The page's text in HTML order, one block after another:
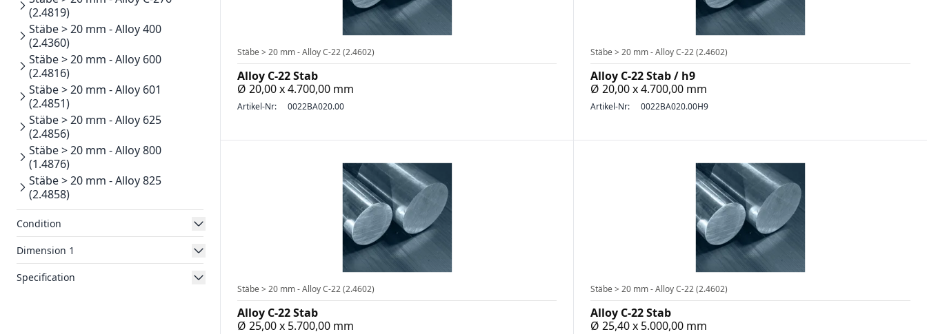
(2.4819)
Stäbe > 20 mm - Alloy 400
(2.4360)
Stäbe > 20 mm - Alloy 600
(2.4816)
Stäbe > 20 mm - Alloy 601
(2.4851)
Stäbe > 20 mm - Alloy 625
(2.4856)
Stäbe > 20 mm - Alloy 800
(1.4876)
Stäbe > 20 mm - Alloy 825
(2.4858)
Condition
Dimension 1
Specification
Stäbe > 20 mm - Alloy C-22 (2.4602)
Alloy C-22 Stab
Ø 20,00 x 4.700,00 mm
Artikel-Nr: 0022BA020.00
Stäbe > 20 mm - Alloy C-22 (2.4602)
Alloy C-22 Stab / h9
Ø 20,00 x 4.700,00 mm
Artikel-Nr: 0022BA020.00H9
Stäbe > 20 mm - Alloy C-22 (2.4602)
Alloy C-22 Stab
Ø 25,00 x 5.700,00 mm
Stäbe > 20 mm - Alloy C-22 (2.4602)
Alloy C-22 Stab
Ø 25,40 x 5.000,00 mm